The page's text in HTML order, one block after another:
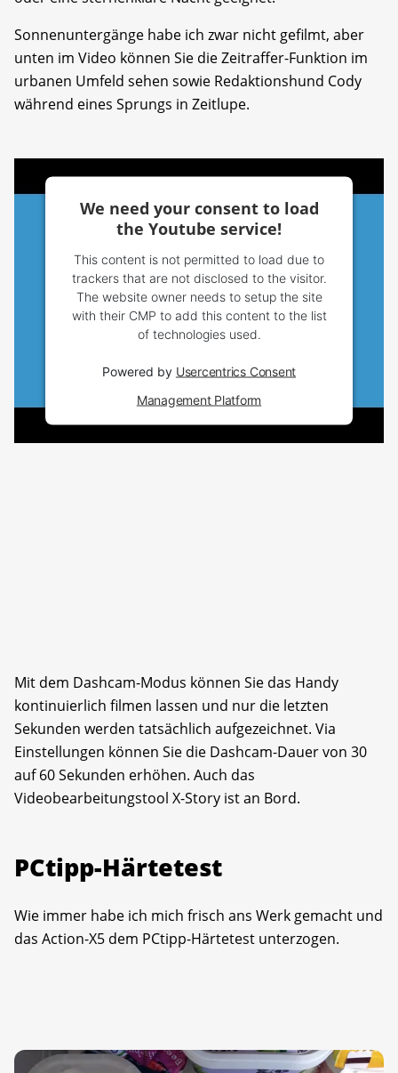
Sonnenuntergänge habe ich zwar nicht gefilmt, aber
unten im Video können Sie die Zeitraffer-Funktion im
urbanen Umfeld sehen sowie Redaktionshund Cody
während eines Sprungs in Zeitlupe.
We need your consent to load
the Youtube service!
This content is not permitted to load due to
trackers that are not disclosed to the visitor.
The website owner needs to setup the site
with their CMP to add this content to the list
of technologies used.
Powered by Usercentrics Consent
Management Platform
Mit dem Dashcam-Modus können Sie das Handy
kontinuierlich filmen lassen und nur die letzten
Sekunden werden tatsächlich aufgezeichnet. Via
Einstellungen können Sie die Dashcam-Dauer von 30
auf 60 Sekunden erhöhen. Auch das
Videobearbeitungstool X-Story ist an Bord.
PCtipp-Härtetest
Wie immer habe ich mich frisch ans Werk gemacht und
das Action-X5 dem PCtipp-Härtetest unterzogen.